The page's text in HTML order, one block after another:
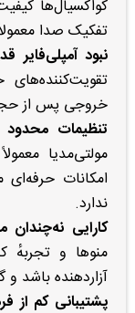
کواکسیال‌ها
تفکیک صدا
نبود آمپلی‌فایر
خروجی پس از
تنظیمات
مولتی‌مدیا
ندارد.
کارایی نه‌چندان
منوها و تجربهٔ
آزاردهنده باشد
پشتیبانی کم از